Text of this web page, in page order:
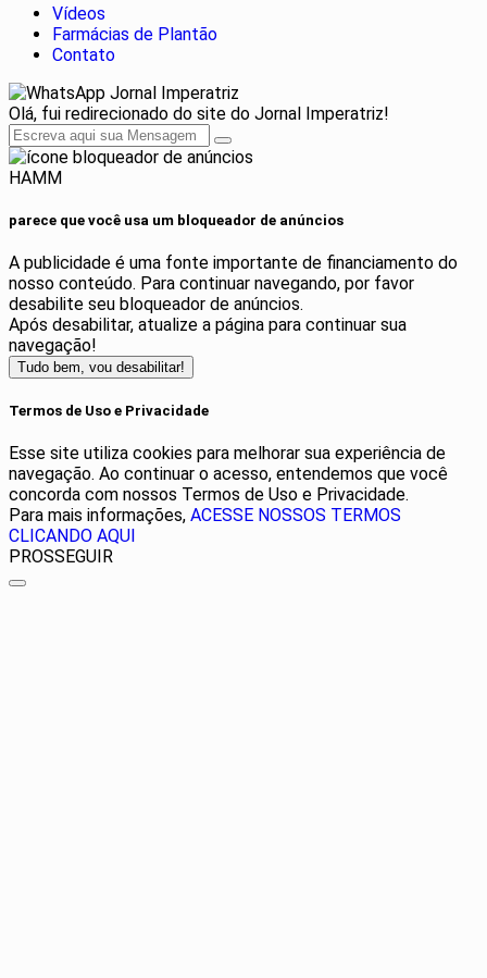
Vídeos
Farmácias de Plantão
Contato
Jornal Imperatriz
Olá, fui redirecionado do site do Jornal Imperatriz!
HAMM
parece que você usa um bloqueador de anúncios
A publicidade é uma fonte importante de financiamento do
nosso conteúdo. Para continuar navegando, por favor
desabilite seu bloqueador de anúncios.
Após desabilitar, atualize a página para continuar sua
navegação!
Tudo bem, vou desabilitar!
Termos de Uso e Privacidade
Esse site utiliza cookies para melhorar sua experiência de
navegação. Ao continuar o acesso, entendemos que você
concorda com nossos Termos de Uso e Privacidade.
Para mais informações, ACESSE NOSSOS TERMOS
CLICANDO AQUI
PROSSEGUIR